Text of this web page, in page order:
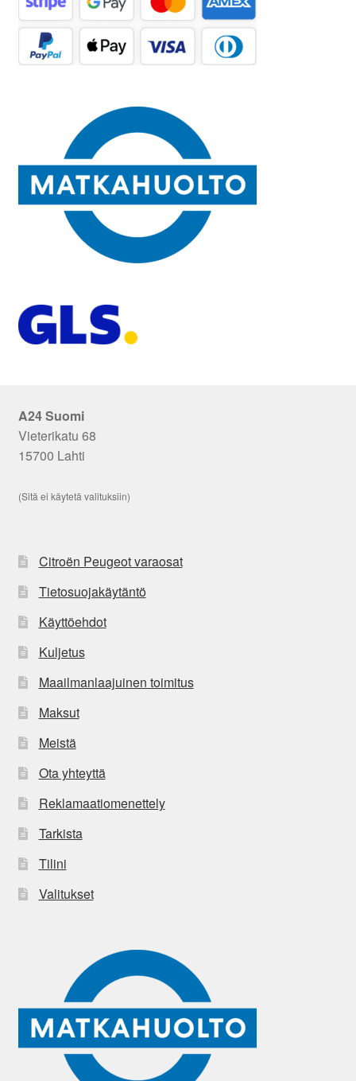
A24 Suomi
Vieterikatu 68
15700 Lahti
(Sitä ei käytetä valituksiin)
Citroën Peugeot varaosat
Tietosuojakäytäntö
Käyttöehdot
Kuljetus
Maailmanlaajuinen toimitus
Maksut
Meistä
Ota yhteyttä
Reklamaatiomenettely
Tarkista
Tilini
Valitukset